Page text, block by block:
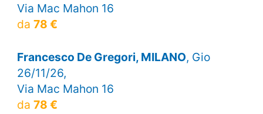
Via Mac Mahon 16
da 78 €
Francesco De Gregori, MILANO, Gio
26/11/26,
Via Mac Mahon 16
da 78 €